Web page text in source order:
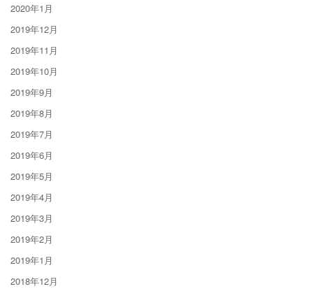
2020年1月
2019年12月
2019年11月
2019年10月
2019年9月
2019年8月
2019年7月
2019年6月
2019年5月
2019年4月
2019年3月
2019年2月
2019年1月
2018年12月